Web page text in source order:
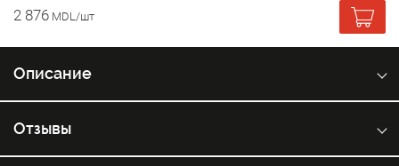
2 876 MDL/шт
Описание
Отзывы